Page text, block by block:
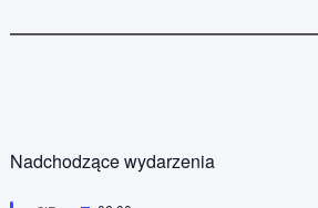
Nadchodzące wydarzenia